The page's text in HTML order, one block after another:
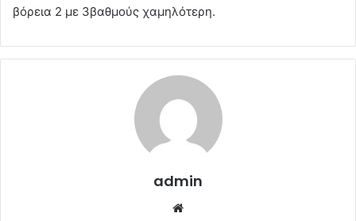
βόρεια 2 με 3βαθμούς χαμηλότερη.
admin